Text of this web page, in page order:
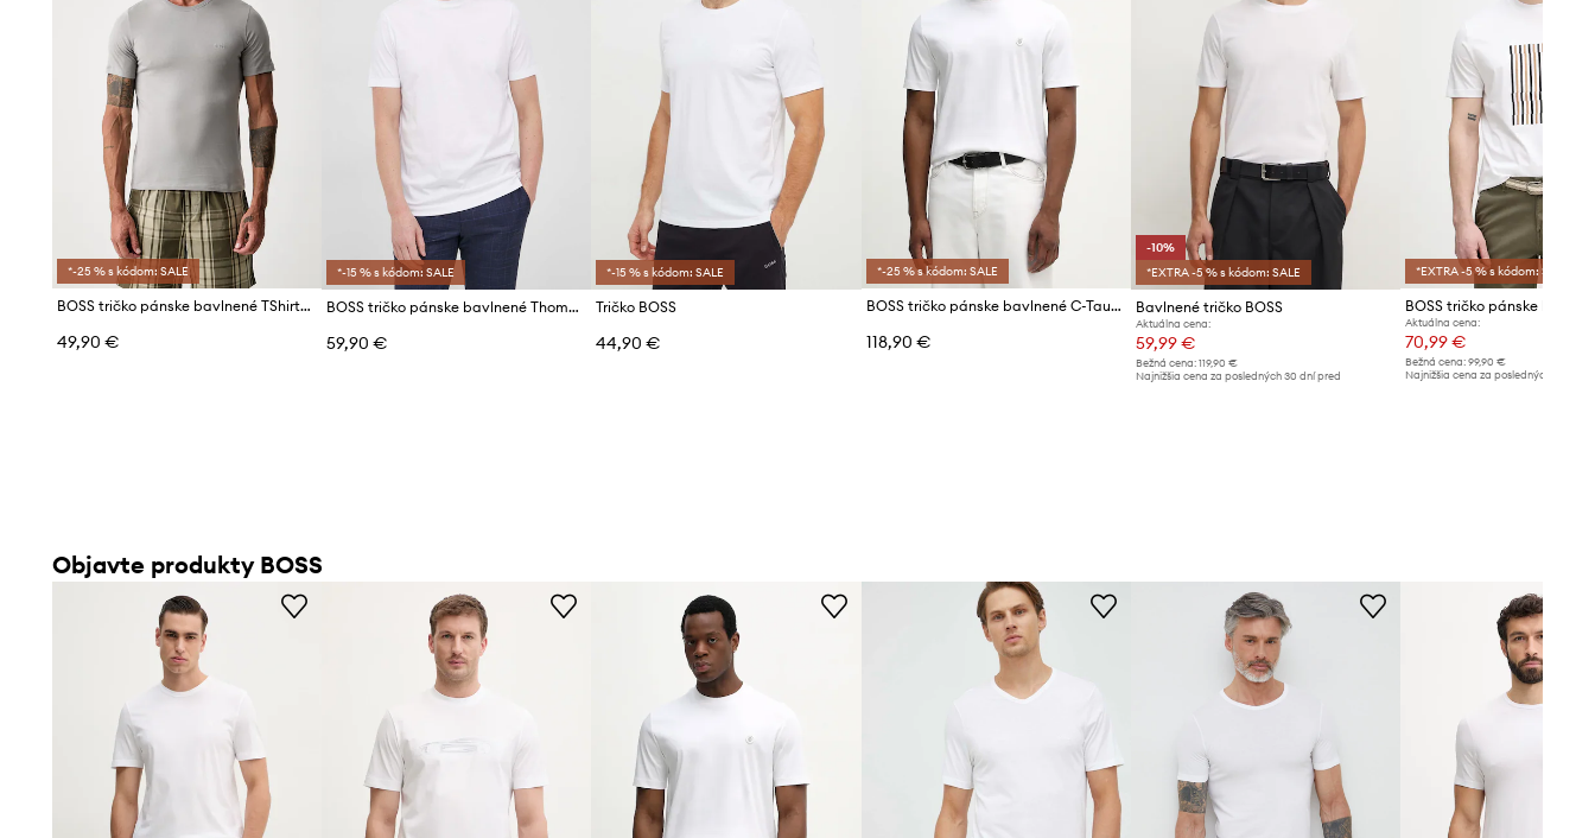
*-25 % s kódom: SALE
BOSS tričko pánske bavlnené TShirtRN 3P Classic 3-pak
49,90 €
*-15 % s kódom: SALE
BOSS tričko pánske bavlnené Thompson 01
59,90 €
*-15 % s kódom: SALE
Tričko BOSS
44,90 €
*-25 % s kódom: SALE
BOSS tričko pánske bavlnené C-Taut 01
118,90 €
-10%
*EXTRA -5 % s kódom: SALE
Bavlnené tričko BOSS
Aktuálna cena:
59,99 €
Bežná cena:119,90 €
Najnižšia cena za posledných 30 dní pred
*EXTRA -5 % s kódom: SALE
Aktuálna cena:
70,99 €
Bežná cena: 99,90 €
Najnižšia cena za posledných 30 dní
Objavte produkty BOSS